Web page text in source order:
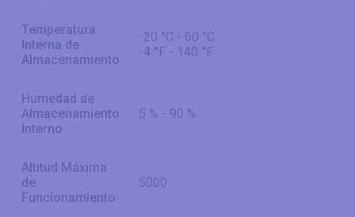
Temperatura
Interna de
Almacenamiento
-20 °C - 60 °C
-4 °F - 140 °F
Humedad de
Almacenamiento
Interno
5 % - 90 %
Altitud Máxima
de
Funcionamiento
5000